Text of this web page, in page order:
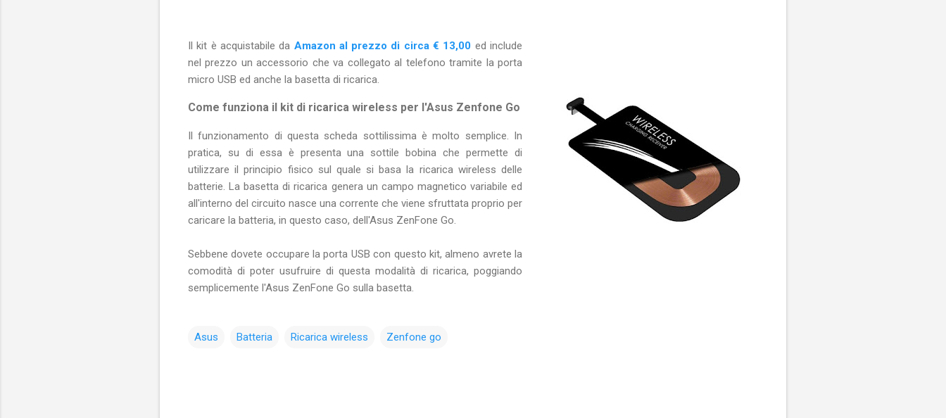
Il kit è acquistabile da Amazon al prezzo di circa € 13,00 ed include
nel prezzo un accessorio che va collegato al telefono tramite la porta
micro USB ed anche la basetta di ricarica.
Come funziona il kit di ricarica wireless per l'Asus Zenfone Go
Il funzionamento di questa scheda sottilissima è molto semplice. In
pratica, su di essa è presenta una sottile bobina che permette di
utilizzare il principio fisico sul quale si basa la ricarica wireless delle
batterie. La basetta di ricarica genera un campo magnetico variabile ed
all'interno del circuito nasce una corrente che viene sfruttata proprio per
caricare la batteria, in questo caso, dell'Asus ZenFone Go.
Sebbene dovete occupare la porta USB con questo kit, almeno avrete la
comodità di poter usufruire di questa modalità di ricarica, poggiando
semplicemente l'Asus ZenFone Go sulla basetta.
Asus Batteria Ricarica wireless Zenfone go